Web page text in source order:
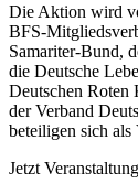
Die Aktion wird
BFS-
Samariter-Bund,
die Deutsche
Deutschen Roten
der Verband
beteiligen sich als
Jetzt